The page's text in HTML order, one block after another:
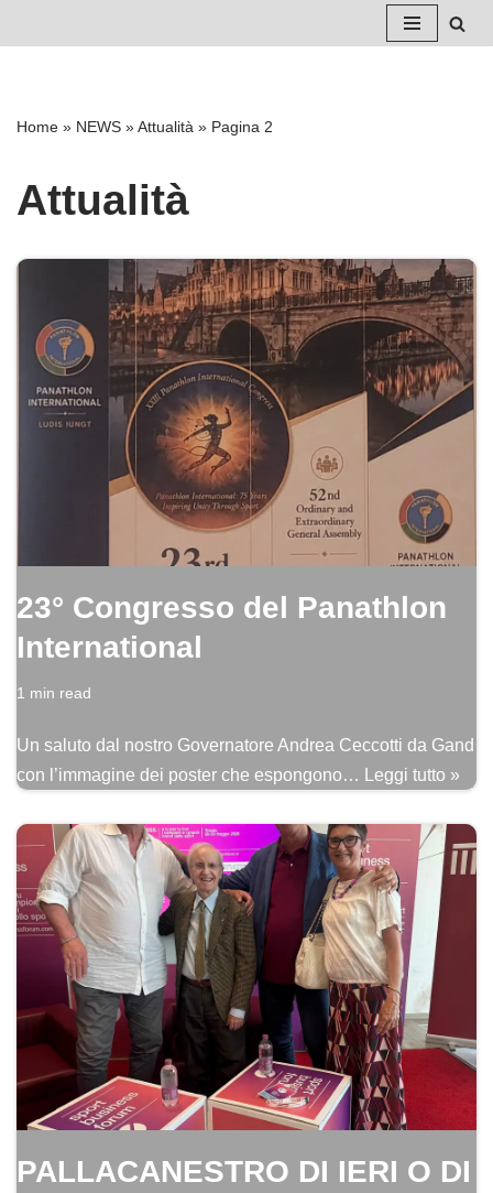
contenuto
Home » NEWS »Attualità » Pagina 2
Attualità
23° Congresso del Panathlon
International
1 min read
Un saluto dal nostro Governatore Andrea Ceccotti da Gand
con l’immagine dei poster che espongono…
Leggi tutto »
PALLACANESTRO DI IERI O DI